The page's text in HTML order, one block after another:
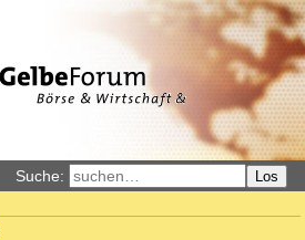
Suche: Los